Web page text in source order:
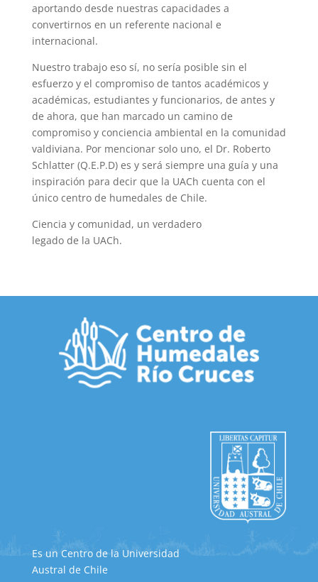
aportando desde nuestras capacidades a
convertirnos en un referente nacional e
internacional.
Nuestro trabajo eso sí, no sería posible sin el
esfuerzo y el compromiso de tantos académicos y
académicas, estudiantes y funcionarios, de antes y
de ahora, que han marcado un camino de
compromiso y conciencia ambiental en la comunidad
valdiviana. Por mencionar solo uno, el Dr. Roberto
Schlatter (Q.E.P.D) es y será siempre una guía y una
inspiración para decir que la UACh cuenta con el
único centro de humedales de Chile.
Ciencia y comunidad, un verdadero
legado de la UACh.
Es un Centro de la Universidad
Austral de Chile